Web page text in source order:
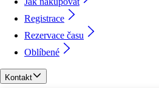
Registrace
Rezervace času
Oblíbené
Kontakt